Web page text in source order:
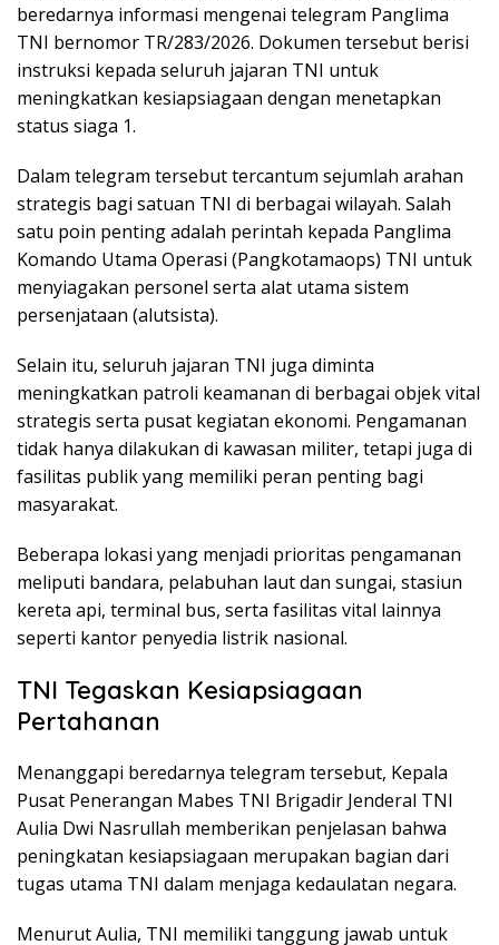
beredarnya informasi mengenai telegram Panglima
TNI bernomor TR/283/2026. Dokumen tersebut berisi
instruksi kepada seluruh jajaran TNI untuk
meningkatkan kesiapsiagaan dengan menetapkan
status siaga 1.
Dalam telegram tersebut tercantum sejumlah arahan
strategis bagi satuan TNI di berbagai wilayah. Salah
satu poin penting adalah perintah kepada Panglima
Komando Utama Operasi (Pangkotamaops) TNI untuk
menyiagakan personel serta alat utama sistem
persenjataan (alutsista).
Selain itu, seluruh jajaran TNI juga diminta
meningkatkan patroli keamanan di berbagai objek vital
strategis serta pusat kegiatan ekonomi. Pengamanan
tidak hanya dilakukan di kawasan militer, tetapi juga di
fasilitas publik yang memiliki peran penting bagi
masyarakat.
Beberapa lokasi yang menjadi prioritas pengamanan
meliputi bandara, pelabuhan laut dan sungai, stasiun
kereta api, terminal bus, serta fasilitas vital lainnya
seperti kantor penyedia listrik nasional.
TNI Tegaskan Kesiapsiagaan
Pertahanan
Menanggapi beredarnya telegram tersebut, Kepala
Pusat Penerangan Mabes TNI Brigadir Jenderal TNI
Aulia Dwi Nasrullah memberikan penjelasan bahwa
peningkatan kesiapsiagaan merupakan bagian dari
tugas utama TNI dalam menjaga kedaulatan negara.
Menurut Aulia, TNI memiliki tanggung jawab untuk